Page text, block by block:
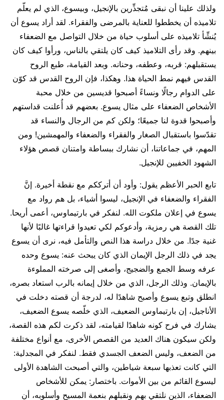
ولذلك علينا أن نبقى مُتجذِّرين بالإنجيل، وبيسوع، الذي لم يعلّم
تلاميذه أن يخططوا للعناية بالمرضى والفقراء. لقد أراد يسوع أن
يُنشِّأ تلاميذه على أسلوب حياة من خلال التواصل مع الضعفاء
بينهم. وقد رأى التلاميذ كيف كان يلتقي بالناس، ورأوا كيف كان
يستقبلهم: قربه، وعطفه، وحنانه. وبعد القيامة، طبع الروح
القدس فيهم نمط الحياة هذا. وهكذا، فإن الروح القدس قد كوّن
على الدوام رجالًا ونساءً أصبحوا قديسين من خلال محبة
الأشخاص الضعفاء على مثال يسوع. بعضهم قد أُعلنت قداستهم
وأصبحوا قدوة لنا جميعًا؛ ولكن كم من الرجال والنساء قد
تقدّسوا باستقبال الصغار والفقراء والضعفاء والمهمشين! ومن
المهم، في جماعاتنا، أن نشارك ببساطة وامتنان قصص هؤلاء
الشهود الخفيين للإنجيل.
تابع الحبر الأعظم يقول: وأود أن أترككم مع نقطة أخيرة. إنَّ
الفقراء والضعفاء في الإنجيل، ليسوا أشياء، بل هم رواد مع
يسوع في إعلان ملكوت الله. لنفكر في بارتيماوس، أعمى أريحا.
تلك القصة هي رمزية، وأدعوكم لكي تعيدوا قراءتها غالبًا لأنها
غنية جدًا. من خلال دراسة هذا النص والتأمل فيه، نرى أن يسوع
يجد في ذلك الرجل الإيمان الذي كان يبحث عنه: يسوع وحده
عرفه وسط الجمع والضجيج، وأصغى إلى صرخته المملوءة
بالإيمان. وذلك الرجل، الذي من خلال إيمانه بالرب استعاد بصره،
انطلق وتبع يسوع وأصبح شاهدًا له، لدرجة أن قصته دخلت في
الأناجيل، إن بارتيماوس الضعيف، الذي خلّصه يسوع الضعيف،
يشارك في فرح كونه شاهدًا لقيامته، لقد ذكرت لكم هذه القصة،
ولكن سيكون هناك العديد من القصص الأخرى، مع أنواع مختلفة
من الضعف، وليس الضعف الجسدي فقط. لنفكر في المجدلية:
التي كانت تعذبها سبعة شياطين، والتي أصبحت الشاهدة الأولى
ليسوع القائم من بين الأموات. باختصار: يمكن للأشخاص
الضعفاء، الذين نلتقي بهم ونقبلهم بنعمة المسيح وأسلوبه، أن